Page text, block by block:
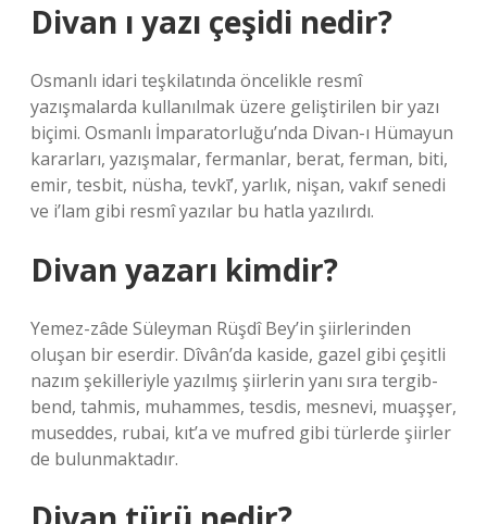
Divan ı yazı çeşidi nedir?
Osmanlı idari teşkilatında öncelikle resmî
yazışmalarda kullanılmak üzere geliştirilen bir yazı
biçimi. Osmanlı İmparatorluğu’nda Divan-ı Hümayun
kararları, yazışmalar, fermanlar, berat, ferman, biti,
emir, tesbit, nüsha, tevkī’, yarlık, nişan, vakıf senedi
ve i’lam gibi resmî yazılar bu hatla yazılırdı.
Divan yazarı kimdir?
Yemez-zâde Süleyman Rüşdî Bey’in şiirlerinden
oluşan bir eserdir. Dîvân’da kaside, gazel gibi çeşitli
nazım şekilleriyle yazılmış şiirlerin yanı sıra tergib-
bend, tahmis, muhammes, tesdis, mesnevi, muaşşer,
museddes, rubai, kıt’a ve mufred gibi türlerde şiirler
de bulunmaktadır.